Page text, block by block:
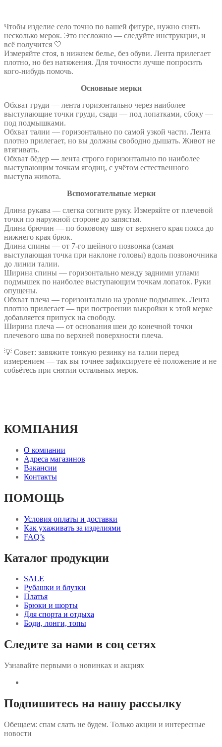
Чтобы изделие село точно по вашей фигуре, нужно снять
несколько мерок. Это несложно — следуйте инструкции, и
всё получится 🤍
Измеряйте стоя, в нижнем белье, без обуви. Лента прилегает
плотно, но без натяжения. Для точности лучше попросить
кого-нибудь помочь.
Основные мерки
Обхват груди — лента горизонтально через наиболее
выступающие точки груди, сзади — под лопатками, сбоку —
под подмышками.
Обхват талии — горизонтально по самой узкой части. Лента
плотно прилегает, но вы должны свободно дышать. Живот не
втягивать.
Обхват бёдер — лента строго горизонтально по наиболее
выступающим точкам ягодиц, с учётом естественного
выступа живота.
Вспомогательные мерки
Длина рукава — слегка согните руку. Измеряйте от плечевой
точки по наружной стороне до запястья.
Длина брючин — по боковому шву от верхнего края пояса до
нижнего края брюк.
Длина спины — от 7-го шейного позвонка (самая
выступающая точка при наклоне головы) вдоль позвоночника
до линии талии.
Ширина спины — горизонтально между задними углами
подмышек по наиболее выступающим точкам лопаток. Руки
опущены.
Обхват плеча — горизонтально на уровне подмышек. Лента
плотно прилегает — при построении выкройки к этой мерке
добавляется припуск на свободу.
Ширина плеча — от основания шеи до конечной точки
плечевого шва по верхней поверхности плеча.
💡 Совет: завяжите тонкую резинку на талии перед
измерением — так вы точнее зафиксируете её положение и не
собьётесь при снятии остальных мерок.
КОМПАНИЯ
О компании
Адреса магазинов
Вакансии
Контакты
ПОМОЩЬ
Условия оплаты и доставки
Как ухаживать за изделиями
FAQ’s
Каталог продукции
SALE
Рубашки и блузки
Платья
Брюки и шорты
Для спорта и отдыха
Боди, лонги, топы
Следите за нами в соц сетях
Узнавайте первыми о новинках и акциях
Подпишитесь на нашу рассылку
Обещаем: спам слать не будем. Только акции и интересные
новости